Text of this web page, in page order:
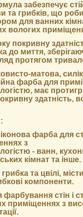
забезпечує
та грибків, що
для ванних
вологих
покривну
до миття,
протягом
матова,
фарба для
має
здатність,
фарба для
з
- ванн,
кімнат та інше.
та цвілі,
компоненти.
стін і
приміщеннях з